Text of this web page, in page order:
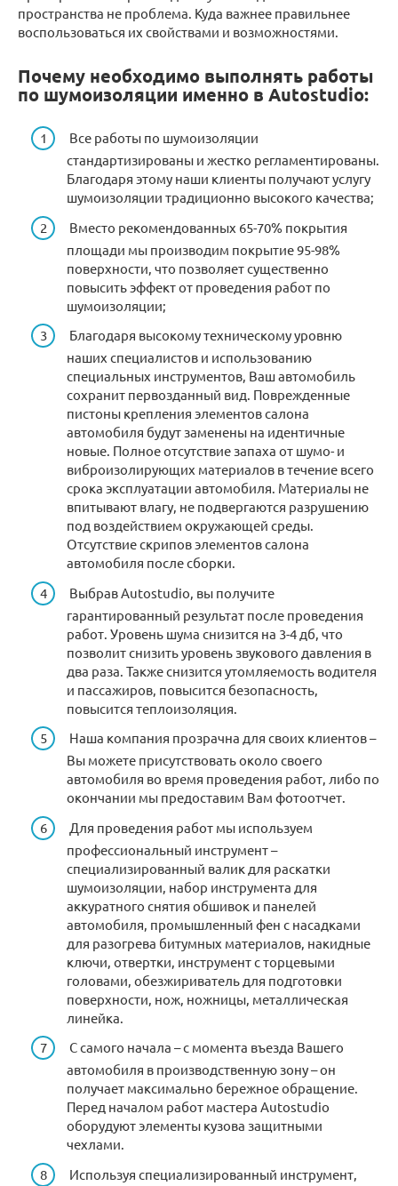
пространства не проблема. Куда важнее правильнее
воспользоваться их свойствами и возможностями.
Почему необходимо выполнять работы
по шумоизоляции именно в Autostudio:
Все работы по шумоизоляции
стандартизированы и жестко регламентированы.
Благодаря этому наши клиенты получают услугу
шумоизоляции традиционно высокого качества;
Вместо рекомендованных 65-70% покрытия
площади мы производим покрытие 95-98%
поверхности, что позволяет существенно
повысить эффект от проведения работ по
шумоизоляции;
Благодаря высокому техническому уровню
наших специалистов и использованию
специальных инструментов, Ваш автомобиль
сохранит первозданный вид. Поврежденные
пистоны крепления элементов салона
автомобиля будут заменены на идентичные
новые. Полное отсутствие запаха от шумо- и
виброизолирующих материалов в течение всего
срока эксплуатации автомобиля. Материалы не
впитывают влагу, не подвергаются разрушению
под воздействием окружающей среды.
Отсутствие скрипов элементов салона
автомобиля после сборки.
Выбрав Autostudio, вы получите
гарантированный результат после проведения
работ. Уровень шума снизится на 3-4 дб, что
позволит снизить уровень звукового давления в
два раза. Также снизится утомляемость водителя
и пассажиров, повысится безопасность,
повысится теплоизоляция.
Наша компания прозрачна для своих клиентов –
Вы можете присутствовать около своего
автомобиля во время проведения работ, либо по
окончании мы предоставим Вам фотоотчет.
Для проведения работ мы используем
профессиональный инструмент –
специализированный валик для раскатки
шумоизоляции, набор инструмента для
аккуратного снятия обшивок и панелей
автомобиля, промышленный фен с насадками
для разогрева битумных материалов, накидные
ключи, отвертки, инструмент с торцевыми
головами, обезжириватель для подготовки
поверхности, нож, ножницы, металлическая
линейка.
С самого начала – с момента въезда Вашего
автомобиля в производственную зону – он
получает максимально бережное обращение.
Перед началом работ мастера Autostudio
оборудуют элементы кузова защитными
чехлами.
Используя специализированный инструмент,